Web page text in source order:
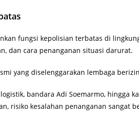
fungsi kepolisian terbatas di
dan cara penanganan situasi darurat.
yang diselenggarakan lembaga
bandara Adi Soemarmo, hingga
risiko kesalahan penanganan sangat